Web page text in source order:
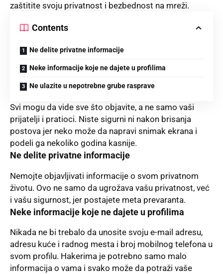
zaštitite svoju privatnost i bezbednost na mreži.
Contents
Ne delite privatne informacije
Neke informacije koje ne dajete u profilima
Ne ulazite u nepotrebne grube rasprave
Svi mogu da vide sve što objavite, a ne samo vaši
prijatelji i pratioci. Niste sigurni ni nakon brisanja
postova jer neko može da napravi snimak ekrana i
podeli ga nekoliko godina kasnije.
Ne delite privatne informacije
Nemojte objavljivati informacije o svom privatnom
životu. Ovo ne samo da ugrožava vašu privatnost, već
i vašu sigurnost, jer postajete meta prevaranta.
Neke informacije koje ne dajete u profilima
Nikada ne bi trebalo da unosite svoju e-mail adresu,
adresu kuće i radnog mesta i broj mobilnog telefona u
svom profilu. Hakerima je potrebno samo malo
informacija o vama i svako može da potraži vaše